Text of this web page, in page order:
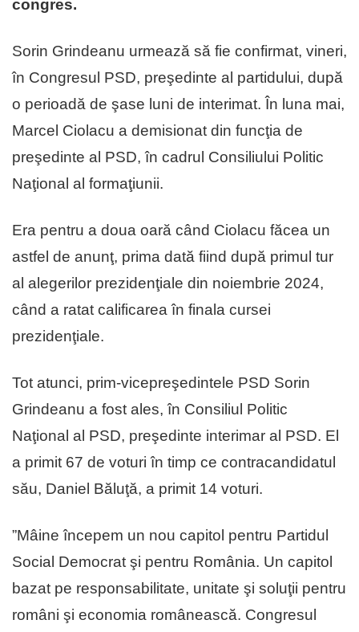
congres.
Sorin Grindeanu urmează să fie confirmat, vineri,
în Congresul PSD, preşedinte al partidului, după
o perioadă de şase luni de interimat. În luna mai,
Marcel Ciolacu a demisionat din funcţia de
preşedinte al PSD, în cadrul Consiliului Politic
Naţional al formaţiunii.
Era pentru a doua oară când Ciolacu făcea un
astfel de anunţ, prima dată fiind după primul tur
al alegerilor prezidenţiale din noiembrie 2024,
când a ratat calificarea în finala cursei
prezidenţiale.
Tot atunci, prim-vicepreşedintele PSD Sorin
Grindeanu a fost ales, în Consiliul Politic
Naţional al PSD, preşedinte interimar al PSD. El
a primit 67 de voturi în timp ce contracandidatul
său, Daniel Băluţă, a primit 14 voturi.
”Mâine începem un nou capitol pentru Partidul
Social Democrat şi pentru România. Un capitol
bazat pe responsabilitate, unitate şi soluţii pentru
români şi economia românească. Congresul